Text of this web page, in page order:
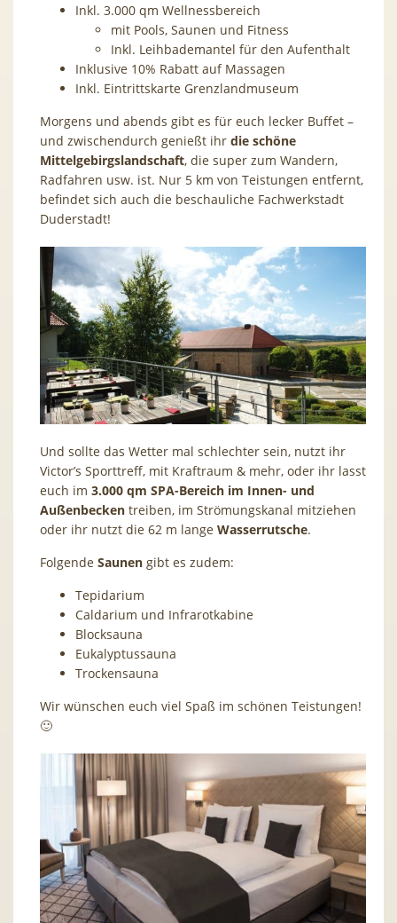
Inkl. 3.000 qm Wellnessbereich
mit Pools, Saunen und Fitness
Inkl. Leihbademantel für den Aufenthalt
Inklusive 10% Rabatt auf Massagen
Inkl. Eintrittskarte Grenzlandmuseum
Morgens und abends gibt es für euch lecker Buffet –
und zwischendurch genießt ihr die schöne
Mittelgebirgslandschaft, die super zum Wandern,
Radfahren usw. ist. Nur 5 km von Teistungen entfernt,
befindet sich auch die beschauliche Fachwerkstadt
Duderstadt!
Und sollte das Wetter mal schlechter sein, nutzt ihr
Victor’s Sporttreff, mit Kraftraum & mehr, oder ihr lasst
euch im 3.000 qm SPA-Bereich im Innen- und
Außenbecken treiben, im Strömungskanal mitziehen
oder ihr nutzt die 62 m lange Wasserrutsche.
Folgende Saunen gibt es zudem:
Tepidarium
Caldarium und Infrarotkabine
Blocksauna
Eukalyptussauna
Trockensauna
Wir wünschen euch viel Spaß im schönen Teistungen!
🙂